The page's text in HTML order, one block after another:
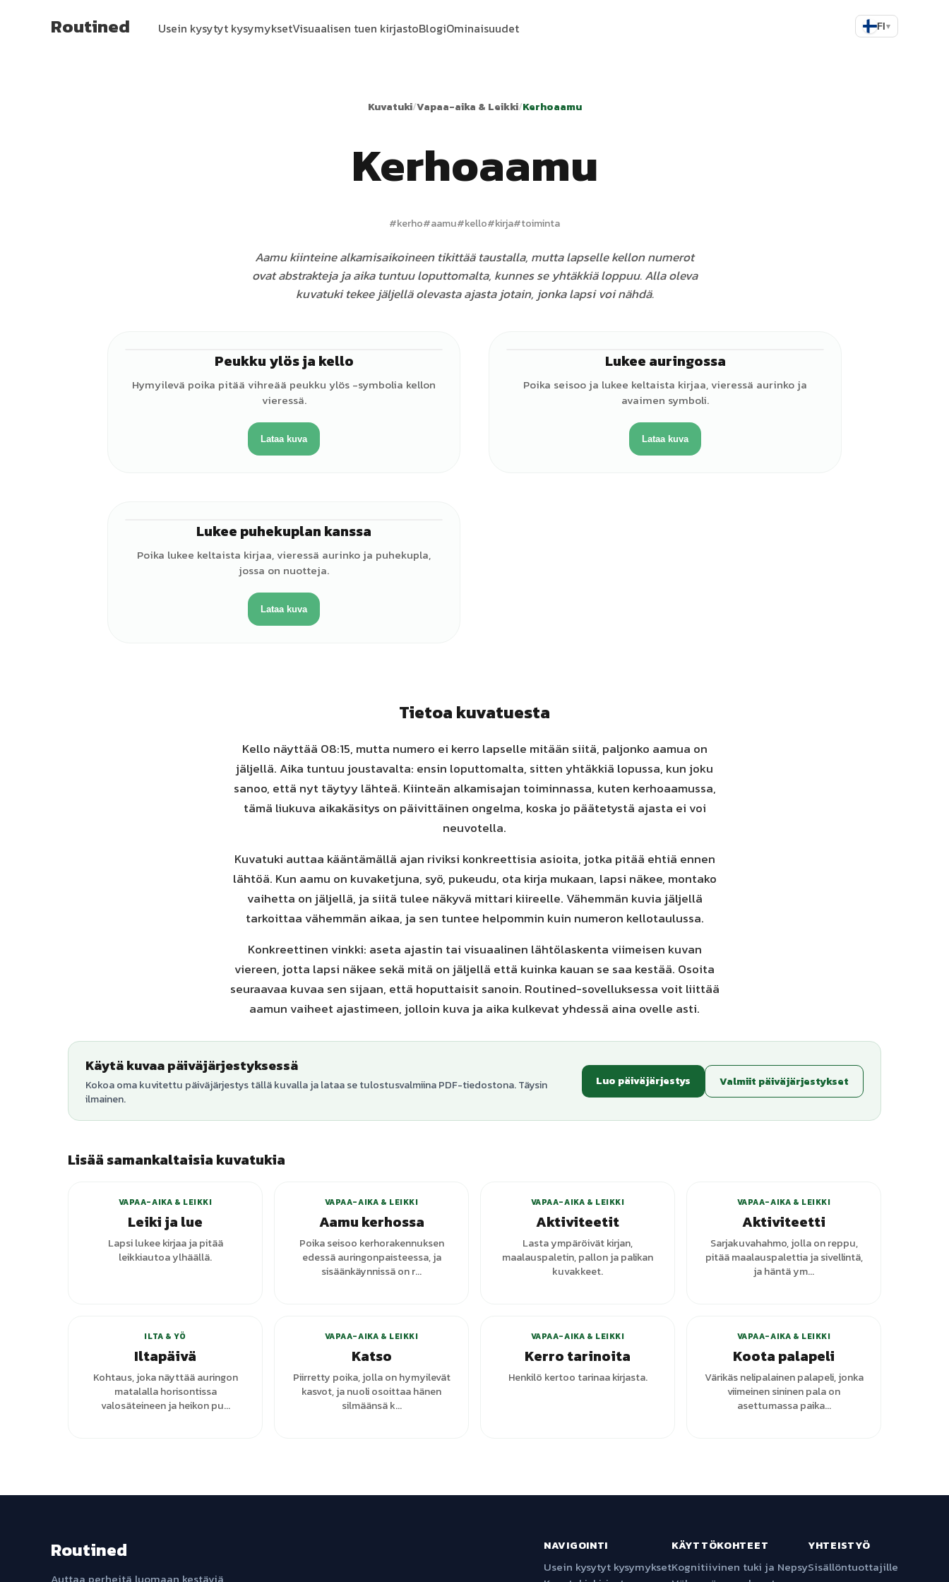
Routined Usein kysytyt kysymyksetVisuaalisen tuen kirjastoBlogiOminaisuudet FI▾
Kuvatuki/Vapaa-aika & Leikki/Kerhoaamu
Kerhoaamu
#kerho#aamu#kello#kirja#toiminta
Aamu kiinteine alkamisaikoineen tikittää taustalla, mutta lapselle kellon numerot
ovat abstrakteja ja aika tuntuu loputtomalta, kunnes se yhtäkkiä loppuu. Alla oleva
kuvatuki tekee jäljellä olevasta ajasta jotain, jonka lapsi voi nähdä.
Peukku ylös ja kello
Hymyilevä poika pitää vihreää peukku ylös -symbolia kellon
vieressä.
Lataa kuva
Lukee auringossa
Poika seisoo ja lukee keltaista kirjaa, vieressä aurinko ja
avaimen symboli.
Lataa kuva
Lukee puhekuplan kanssa
Poika lukee keltaista kirjaa, vieressä aurinko ja puhekupla,
jossa on nuotteja.
Lataa kuva
Tietoa kuvatuesta
Kello näyttää 08:15, mutta numero ei kerro lapselle mitään siitä, paljonko aamua on
jäljellä. Aika tuntuu joustavalta: ensin loputtomalta, sitten yhtäkkiä lopussa, kun joku
sanoo, että nyt täytyy lähteä. Kiinteän alkamisajan toiminnassa, kuten kerhoaamussa,
tämä liukuva aikakäsitys on päivittäinen ongelma, koska jo päätetystä ajasta ei voi
neuvotella.
Kuvatuki auttaa kääntämällä ajan riviksi konkreettisia asioita, jotka pitää ehtiä ennen
lähtöä. Kun aamu on kuvaketjuna, syö, pukeudu, ota kirja mukaan, lapsi näkee, montako
vaihetta on jäljellä, ja siitä tulee näkyvä mittari kiireelle. Vähemmän kuvia jäljellä
tarkoittaa vähemmän aikaa, ja sen tuntee helpommin kuin numeron kellotaulussa.
Konkreettinen vinkki: aseta ajastin tai visuaalinen lähtölaskenta viimeisen kuvan
viereen, jotta lapsi näkee sekä mitä on jäljellä että kuinka kauan se saa kestää. Osoita
seuraavaa kuvaa sen sijaan, että hoputtaisit sanoin. Routined-sovelluksessa voit liittää
aamun vaiheet ajastimeen, jolloin kuva ja aika kulkevat yhdessä aina ovelle asti.
Käytä kuvaa päiväjärjestyksessä
Kokoa oma kuvitettu päiväjärjestys tällä kuvalla ja lataa se tulostusvalmiina PDF-tiedostona. Täysin
ilmainen.
Luo päiväjärjestys Valmiit päiväjärjestykset
Lisää samankaltaisia kuvatukia
VAPAA-AIKA & LEIKKI
Leiki ja lue
Lapsi lukee kirjaa ja pitää
leikkiautoa ylhäällä.
VAPAA-AIKA & LEIKKI
Aamu kerhossa
Poika seisoo kerhorakennuksen
edessä auringonpaisteessa, ja
sisäänkäynnissä on r...
VAPAA-AIKA & LEIKKI
Aktiviteetit
Lasta ympäröivät kirjan,
maalauspaletin, pallon ja palikan
kuvakkeet.
VAPAA-AIKA & LEIKKI
Aktiviteetti
Sarjakuvahahmo, jolla on reppu,
pitää maalauspalettia ja sivellintä,
ja häntä ym...
ILTA & YÖ
Iltapäivä
Kohtaus, joka näyttää auringon
matalalla horisontissa
valosäteineen ja heikon pu...
VAPAA-AIKA & LEIKKI
Katso
Piirretty poika, jolla on hymyilevät
kasvot, ja nuoli osoittaa hänen
silmäänsä k...
VAPAA-AIKA & LEIKKI
Kerro tarinoita
Henkilö kertoo tarinaa kirjasta.
VAPAA-AIKA & LEIKKI
Koota palapeli
Värikäs nelipalainen palapeli, jonka
viimeinen sininen pala on
asettumassa paika...
Routined NAVIGOINTI
Usein kysytyt kysymykset
KÄYTTÖKOHTEET
Kognitiivinen tuki ja Nepsy
YHTEISTYÖ
Sisällöntuottajille